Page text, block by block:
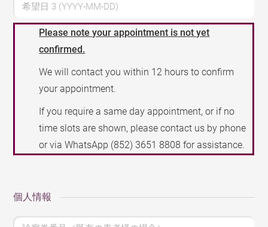
希望日 3 (YYYY-MM-DD)
Please note your appointment is not yet
confirmed.
We will contact you within 12 hours to confirm
your appointment.
If you require a same day appointment, or if no
time slots are shown, please contact us by phone
or via WhatsApp (852) 3651 8808 for assistance.
個人情報